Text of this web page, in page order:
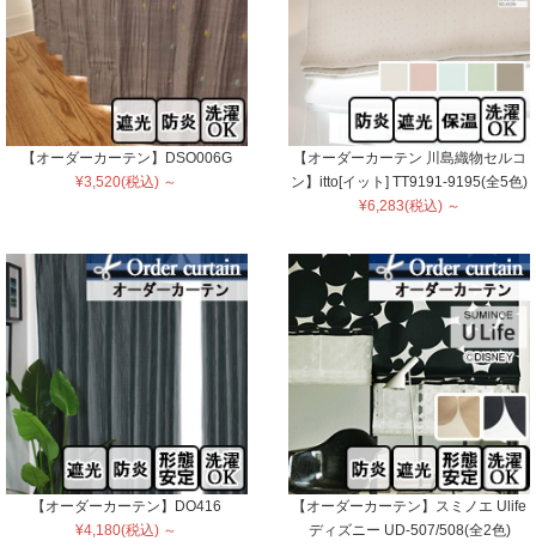
【オーダーカーテン】DSO006G
¥3,520(税込) ～
【オーダーカーテン 川島織物セルコ
ン】itto[イット] TT9191-9195(全5色)
¥6,283(税込) ～
【オーダーカーテン】DO416
¥4,180(税込) ～
【オーダーカーテン】スミノエ Ulife
ディズニー UD-507/508(全2色)